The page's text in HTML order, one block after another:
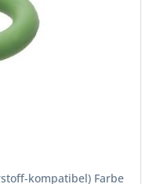
kompatibel) Farbe